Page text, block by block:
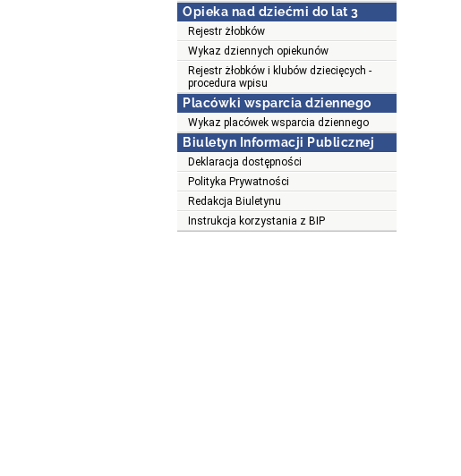
Opieka nad dziećmi do lat 3
Rejestr żłobków
Wykaz dziennych opiekunów
Rejestr żłobków i klubów dziecięcych -
procedura wpisu
Placówki wsparcia dziennego
Wykaz placówek wsparcia dziennego
Biuletyn Informacji Publicznej
Deklaracja dostępności
Polityka Prywatności
Redakcja Biuletynu
Instrukcja korzystania z BIP